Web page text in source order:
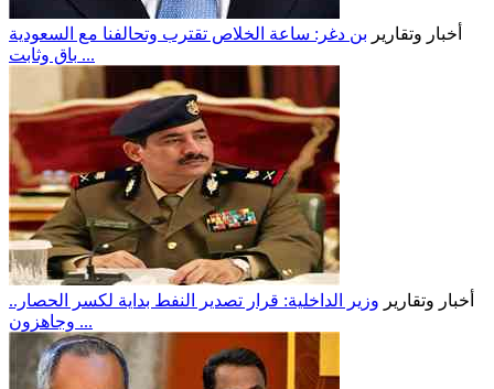
أخبار وتقارير بن دغر: ساعة الخلاص تقترب وتحالفنا مع السعودية
باقٍ وثابت ...
أخبار وتقارير وزير الداخلية: قرار تصدير النفط بداية لكسر الحصار..
وجاهزون ...